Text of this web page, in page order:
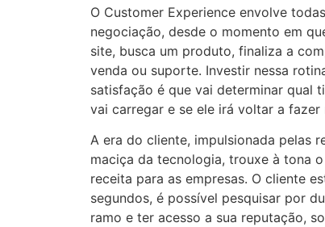
O Customer Experience envolve
negociação, desde o momento em
site, busca um produto, finaliza a
venda ou suporte. Investir nessa
satisfação é que vai determinar qual
vai carregar e se ele irá voltar a
A era do cliente, impulsionada pelas
maciça da tecnologia, trouxe à tona
receita para as empresas. O cliente
segundos, é possível pesquisar por
ramo e ter acesso a sua reputação,